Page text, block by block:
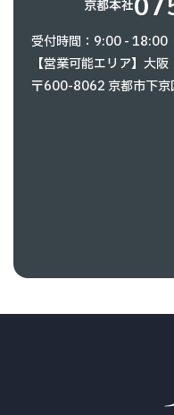
京都本社
受付時間：9:00 - 18:00
【営業可能エリア】大
〒600-8062 京都市下